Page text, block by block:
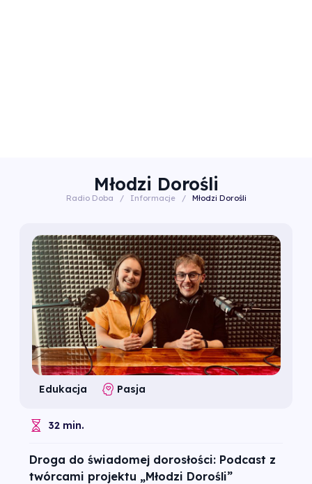
Młodzi Dorośli
Radio Doba / Informacje / Młodzi Dorośli
Edukacja Pasja
32 min.
Droga do świadomej dorosłości: Podcast z
twórcami projektu „Młodzi Dorośli”